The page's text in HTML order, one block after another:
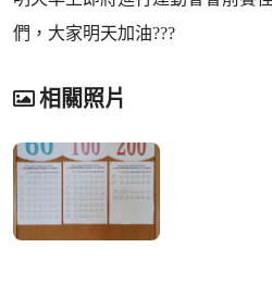
們，大家明天加油???
相關照片